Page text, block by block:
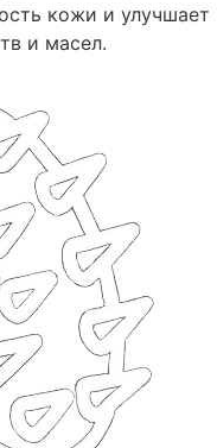
кожи и улучшает
и масел.